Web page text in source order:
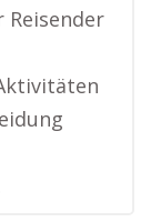
Reisender